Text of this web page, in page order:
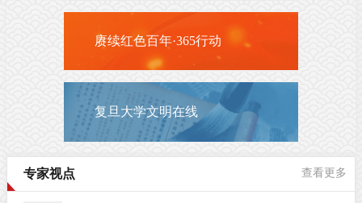
赓续红色百年·365行动
复旦大学文明在线
专家视点 查看更多